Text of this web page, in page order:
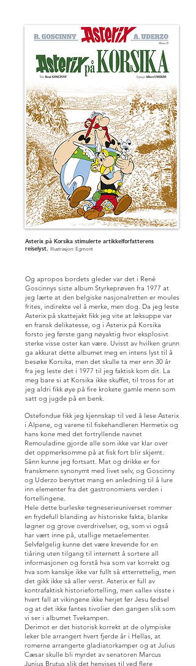
Asterix på Korsika stimulerte artikkelforfatterens
reiselyst. I llustrasjon: Egmont
Og apropos bordets gleder var det i René
Goscinnys siste album Styrkeprøven fra 1977 at
jeg lærte at den belgiske nasjonalretten er moules
frites, indirekte vel å merke, men dog. Da jeg leste
Asterix på skattejakt fikk jeg vite at løksuppe var
en fransk delikatesse, og i Asterix på Korsika
forsto jeg første gang nøyaktig hvor eksplosivt
sterke visse oster kan være. Uvisst av hvilken grunn
ga akkurat dette albumet meg en intens lyst til å
besøke Korsika, men det skulle ta mer enn 30 år
fra jeg leste det i 1977 til jeg faktisk kom dit. La
meg bare si at Korsika ikke skuffet, til tross for at
jeg aldri fikk øye på fire krokete gamle menn som
satt og jugde på en benk.
Ostefondue fikk jeg kjennskap til ved å lese Asterix
i Alpene, og varene til fiskehandleren Hermetix og
hans kone med det fortryllende navnet
Remouladine gjorde alle som ikke var klar over
det oppmerksomme på at fisk fort blir skjemt.
Sånn kunne jeg fortsatt. Mat og drikke er for
franskmenn synonymt med livet selv, og Goscinny
og Uderzo benyttet mang en anledning til å lure
inn elementer fra det gastronomiens verden i
fortellingene.
Hele dette burleske tegneserieuniverset rommer
en frydefull blanding av historiske fakta, blanke
løgner og grove overdrivelser, og, som vi også
har vært inne på, utallige metaelementer.
Selvfølgelig kunne det være krevende for en
tiåring uten tilgang til internett å sortere all
informasjonen og forstå hva som var korrekt og
hva som kanskje ikke var fullt så etterrettelig, men
det gikk ikke så aller verst. Asterix er full av
kontrafaktisk historiefortelling, men «alle» visste i
hvert fall at vikingene ikke herjet før Jesu fødsel
og at det ikke fantes tivolier den gangen slik som
vi ser i albumet Tvekampen.
Derimot er det historisk korrekt at de olympiske
leker ble arrangert hvert fjerde år i Hellas, at
romerne arrangerte gladiatorkamper og at Julius
Cæsar skulle bli myrdet av senatoren Marcus
Junius Brutus slik det henvises til ved flere